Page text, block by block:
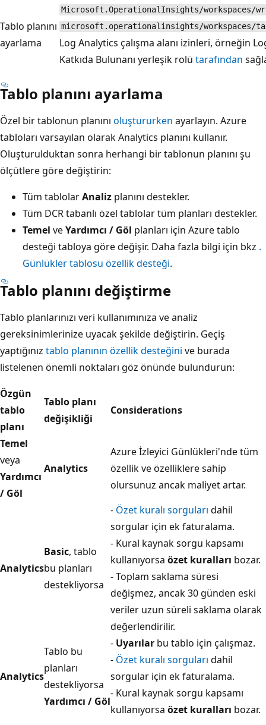
Tablo planını
ayarlama
Microsoft.OperationalInsights/workspaces/
microsoft.operationalinsights/workspaces/
Log Analytics çalışma alanı izinleri, örneğin
Katkıda Bulunanı yerleşik rolü tarafından
Tablo planını ayarlama
Özel bir tablonun planını oluştururken ayarlayın. Azure
tabloları varsayılan olarak Analytics planını kullanır.
Oluşturulduktan sonra herhangi bir tablonun planını şu
ölçütlere göre değiştirin:
Tüm tablolarAnaliz planını destekler.
Tüm DCR tabanlı özel tablolar tüm planları destekler.
Temel veYardımcı / Göl planları için Azure tablo
desteği tabloya göre değişir. Daha fazla bilgi için bkz .
Günlükler tablosu özellik desteği.
Tablo planını değiştirme
Tablo planlarınızı veri kullanımınıza ve analiz
gereksinimlerinize uyacak şekilde değiştirin. Geçiş
yaptığınız tablo planının özellik desteğini ve burada
listelenen önemli noktaları göz önünde bulundurun:
Özgün
tablo
planı
Tablo planı
değişikliği
Considerations
Temel
veya
Yardımcı
/ Göl
Analytics
Azure İzleyici Günlükleri'nde tüm
özellik ve özelliklere sahip
olursunuz ancak maliyet artar.
Analytics
Basic, tablo
bu planları
destekliyorsa
- Özet kuralı sorguları dahil
sorgular için ek faturalama.
- Kural kaynak sorgu kapsamı
kullanıyorsa özet kuralları bozar.
- Toplam saklama süresi
değişmez, ancak 30 günden eski
veriler uzun süreli saklama olarak
değerlendirilir.
Analytics
Tablo bu
planları
destekliyorsa
Yardımcı / Göl
- Uyarılar bu tablo için çalışmaz.
- Özet kuralı sorguları dahil
sorgular için ek faturalama.
- Kural kaynak sorgu kapsamı
kullanıyorsa özet kuralları bozar.